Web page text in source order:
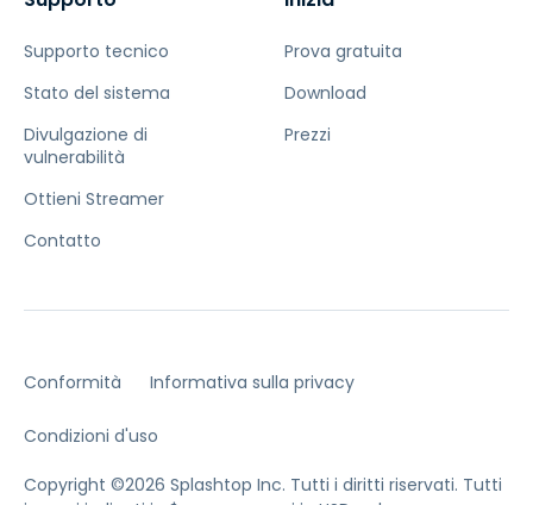
Supporto tecnico
Stato del sistema
Divulgazione di
vulnerabilità
Ottieni Streamer
Contatto
Prova gratuita
Download
Prezzi
Conformità Informativa sulla privacy
Condizioni d'uso
Copyright ©2026 Splashtop Inc. Tutti i diritti riservati. Tutti